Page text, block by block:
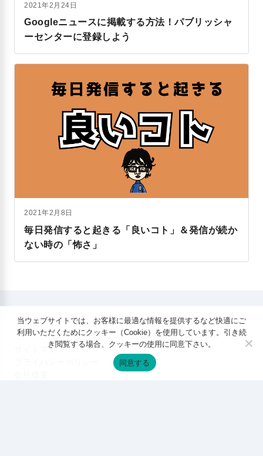
2021年2月24日
Googleニュースに掲載する方法！パブリッシャ
ーセンターに登録しよう
2021年2月8日
毎日発信すると起きる「良いコト」＆発信が続か
ない時の「怖さ」
サイトマップ
当ウェブサイトでは、お客様に最適な情報を提供するなど快適にご
利用いただくためにクッキー（Cookie）を使用しています。引き続
き閲覧する場合、クッキーの使用に同意下さい。
同意する